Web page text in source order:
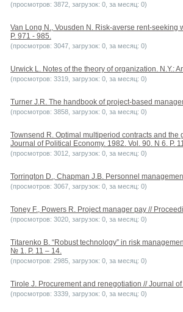
(просмотров: 3872, загрузок: 0, за месяц: 0)
Van Long N., Vousden N. Risk-averse rent-
P. 971 - 985.
(просмотров: 3047, загрузок: 0, за месяц: 0)
Urwick L. Notes of the theory of organization. N.Y.:
(просмотров: 3319, загрузок: 0, за месяц: 0)
Turner J.R. The handbook of project-based
(просмотров: 3858, загрузок: 0, за месяц: 0)
Townsend R. Optimal multiperiod contracts and
Journal of Political Economy. 1982. Vol. 90. N 6. P.
(просмотров: 3012, загрузок: 0, за месяц: 0)
Torrington D., Chapman J.B. Personnel
(просмотров: 3067, загрузок: 0, за месяц: 0)
Toney F., Powers R. Project manager pay //
(просмотров: 3020, загрузок: 0, за месяц: 0)
Titarenko B. “Robust technology” in risk
№ 1. P. 11 – 14.
(просмотров: 2985, загрузок: 0, за месяц: 0)
Tirole J. Procurement and renegotiation // Journal
(просмотров: 3339, загрузок: 0, за месяц: 0)